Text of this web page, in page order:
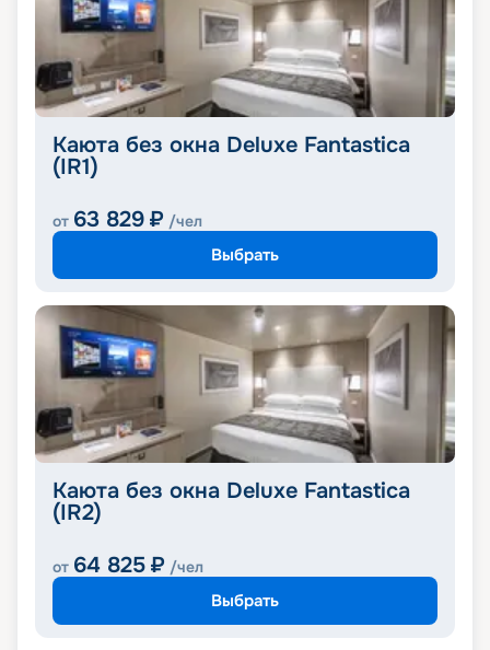
Каюта без окна Deluxe Fantastica
(IR1)
от 63 829 ₽ /чел
Выбрать
Каюта без окна Deluxe Fantastica
(IR2)
от 64 825 ₽ /чел
Выбрать